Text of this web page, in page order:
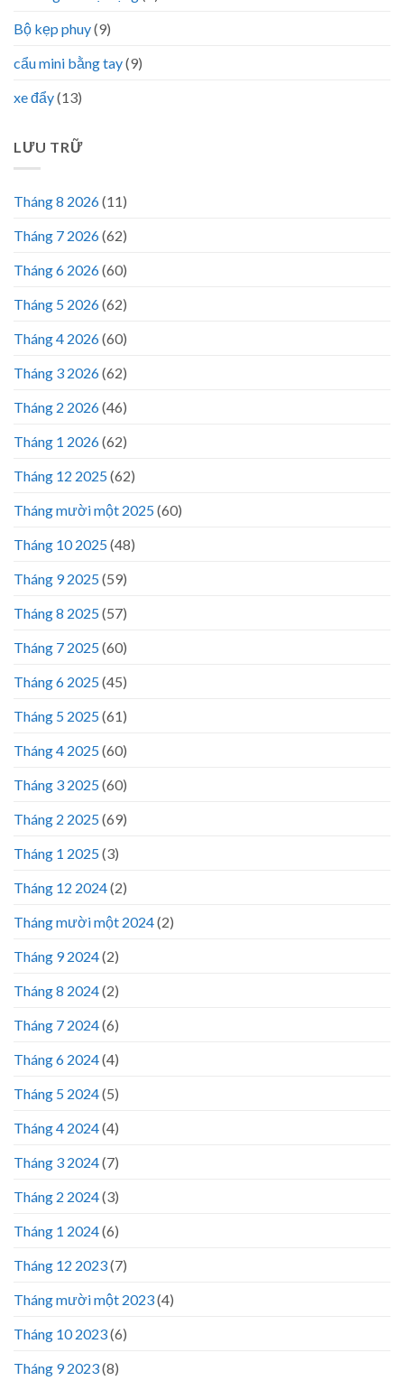
Bộ kẹp phuy(9)
cẩu mini bằng tay(9)
xe đẩy(13)
LƯU TRỮ
Tháng 8 2026(11)
Tháng 7 2026(62)
Tháng 6 2026(60)
Tháng 5 2026(62)
Tháng 4 2026(60)
Tháng 3 2026(62)
Tháng 2 2026(46)
Tháng 1 2026(62)
Tháng 12 2025(62)
Tháng mười một 2025(60)
Tháng 10 2025(48)
Tháng 9 2025(59)
Tháng 8 2025(57)
Tháng 7 2025(60)
Tháng 6 2025(45)
Tháng 5 2025(61)
Tháng 4 2025(60)
Tháng 3 2025(60)
Tháng 2 2025(69)
Tháng 1 2025(3)
Tháng 12 2024(2)
Tháng mười một 2024(2)
Tháng 9 2024(2)
Tháng 8 2024(2)
Tháng 7 2024(6)
Tháng 6 2024(4)
Tháng 5 2024(5)
Tháng 4 2024(4)
Tháng 3 2024(7)
Tháng 2 2024(3)
Tháng 1 2024(6)
Tháng 12 2023(7)
Tháng mười một 2023(4)
Tháng 10 2023(6)
Tháng 9 2023(8)